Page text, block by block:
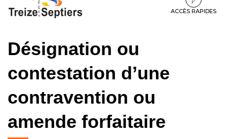
contenu
pied
ACCÈS RAPIDES
Désignation ou
contestation d’une
contravention ou
amende forfaitaire